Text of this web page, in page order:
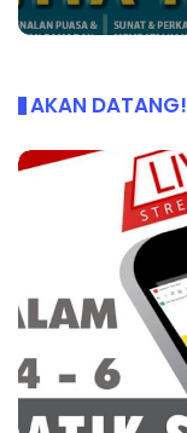
AKAN DATANG!